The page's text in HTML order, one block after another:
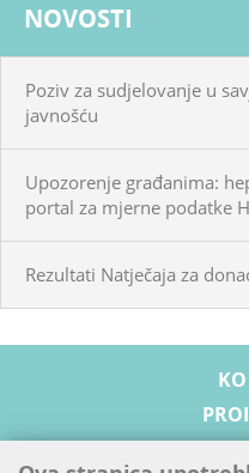
NOVOSTI
Poziv za sudjelovanje u
javnošću
Upozorenje građanima:
portal za mjerne podatke
Rezultati Natječaja za